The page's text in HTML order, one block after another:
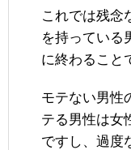
これでは残念
を持っている
に終わること
モテない男性
テる男性は女
ですし、過度